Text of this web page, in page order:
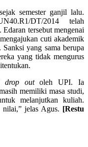
semester ganjil lalu.
DT/2014 telah
tersebut mengenai
cuti akademik
yang sama berupa
yang tidak mengurus
drop outoleh UPI. Ia
memiliki masa studi,
melanjutkan kuliah.
jelas Agus. [Restu